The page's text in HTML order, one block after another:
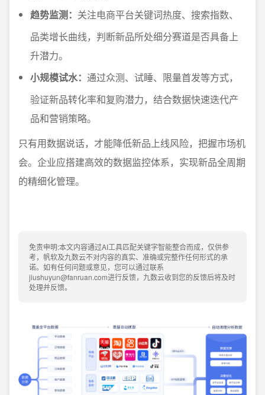
趋势监测： 关注电商平台关键词热度、搜索指数、
品类增长曲线，判断新品所处细分赛道是否具备上
升潜力。
小规模试水： 通过众测、试睡、限量首发等方式，
验证新品转化率和复购潜力，结合数据快速迭代产
品和营销策略。
只有用数据说话，才能降低新品上线风险，把握市场机
会。企业应搭建高效的数据监控体系，实现新品全周期
的精细化管理。
免责申明:本文内容通过AI工具匹配关键字智能整合而成，仅供参
考，帆软及九数云不对内容的真实、准确或完整作任何形式的承
诺。如有任何问题或意见，您可以通过联系
jiushuyun@fanruan.com进行反馈，九数云收到您的反馈后将及时
处理并反馈。